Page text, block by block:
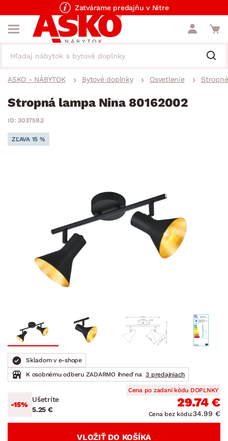
Zatvárame predajňu v Nitre
ASKO - NÁBYTOK Bytové doplnky Osvetlenie
Stropná lampa Nina 80162002
ID: 303759.3
ZĽAVA 15 %
Skladom v e-shope
K osobnému odberu ZADARMO ihneď na 3 predajniach
-15%
Ušetríte
5.25 €
Cena po zadaní kódu DOPLNKY
29.74 €
Cena bez kódu:34.99 €
VLOŽIŤ DO KOŠÍKA